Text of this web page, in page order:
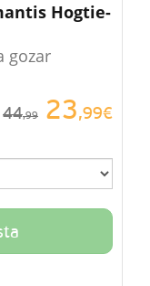
Hogtie-
gozar
44,99 23,99€